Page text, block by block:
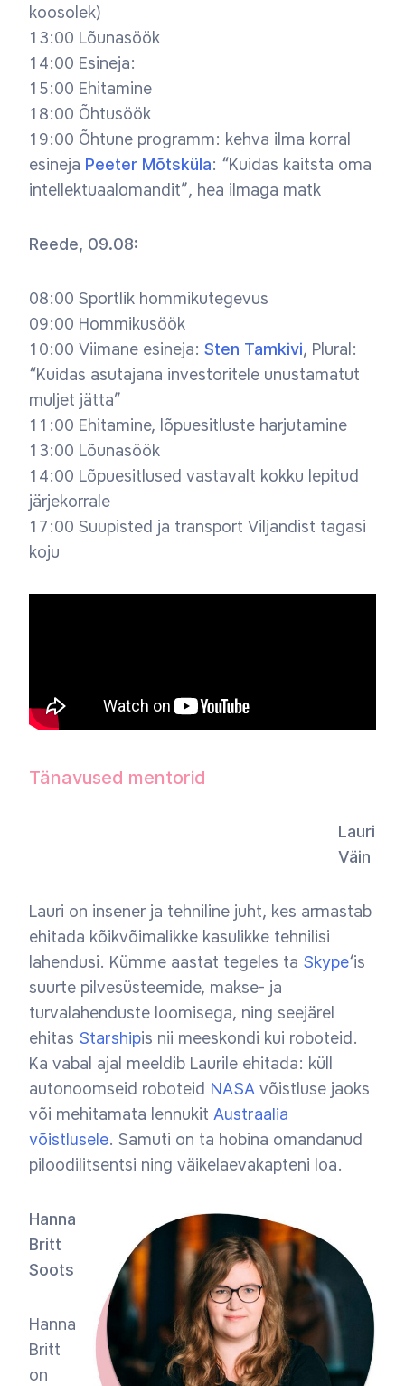
koosolek)
13:00 Lõunasöök
14:00 Esineja:
15:00 Ehitamine
18:00 Õhtusöök
19:00 Õhtune programm: kehva ilma korral
esineja Peeter Mõtsküla: “Kuidas kaitsta oma
intellektuaalomandit”, hea ilmaga matk
Reede, 09.08:
08:00 Sportlik hommikutegevus
09:00 Hommikusöök
10:00 Viimane esineja: Sten Tamkivi, Plural:
“Kuidas asutajana investoritele unustamatut
muljet jätta”
11:00 Ehitamine, lõpuesitluste harjutamine
13:00 Lõunasöök
14:00 Lõpuesitlused vastavalt kokku lepitud
järjekorrale
17:00 Suupisted ja transport Viljandist tagasi
koju
Tänavused mentorid
Lauri
Väin
Lauri on insener ja tehniline juht, kes armastab
ehitada kõikvõimalikke kasulikke tehnilisi
lahendusi. Kümme aastat tegeles ta Skype‘is
suurte pilvesüsteemide, makse- ja
turvalahenduste loomisega, ning seejärel
ehitas Starshipis nii meeskondi kui roboteid.
Ka vabal ajal meeldib Laurile ehitada: küll
autonoomseid roboteid NASA võistluse jaoks
või mehitamata lennukit Austraalia
võistlusele. Samuti on ta hobina omandanud
piloodilitsentsi ning väikelaevakapteni loa.
Hanna
Britt
Soots
Hanna
Britt
on